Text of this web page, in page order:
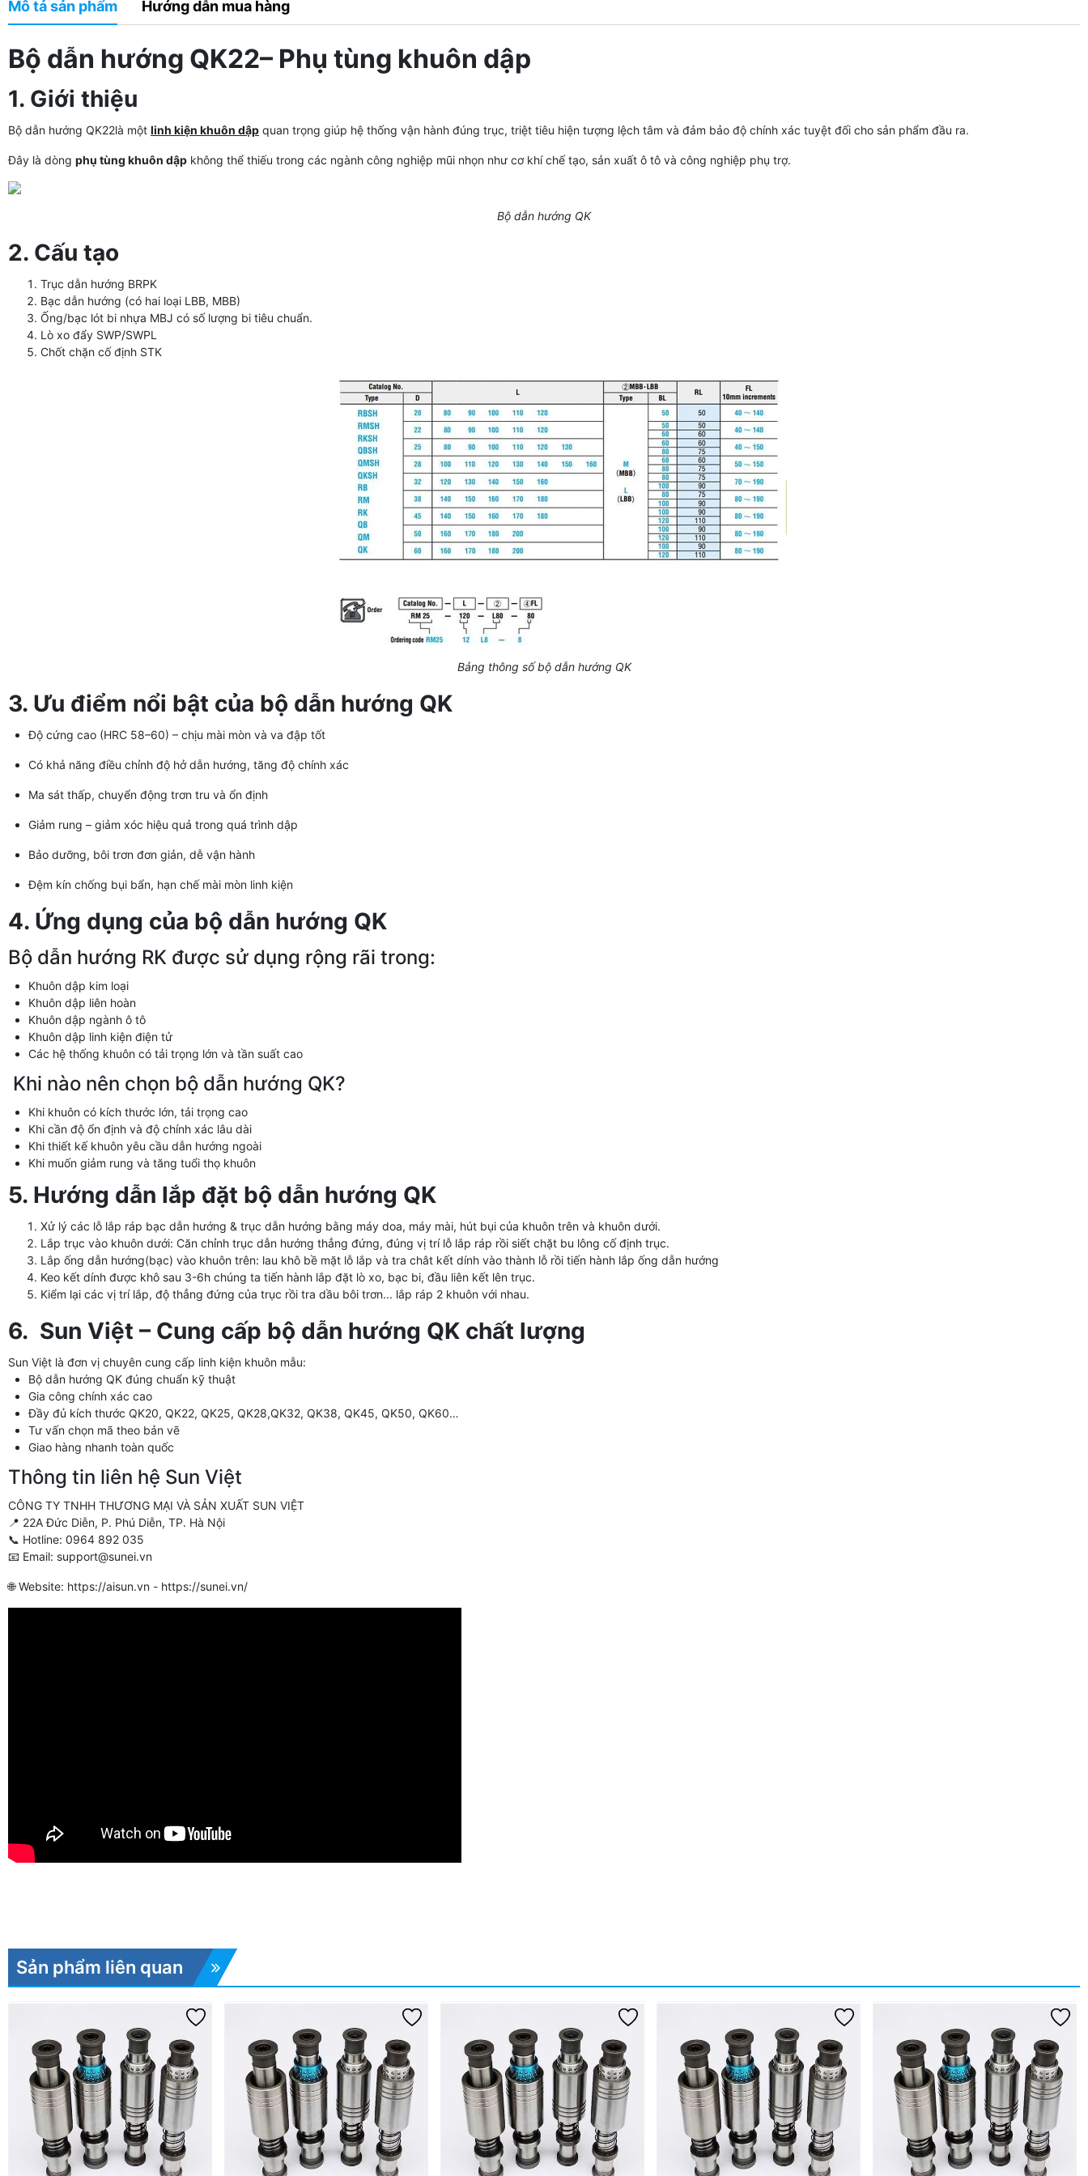
Mô tả sản phẩm Hướng dẫn mua hàng
Bộ dẫn hướng QK22– Phụ tùng khuôn dập
1. Giới thiệu
Bộ dẫn hướng QK22là một linh kiện khuôn dập quan trọng giúp hệ thống vận hành đúng trục, triệt tiêu hiện tượng lệch tâm và đảm bảo độ chính xác tuyệt đối cho sản phẩm đầu ra.
Đây là dòng phụ tùng khuôn dập không thể thiếu trong các ngành công nghiệp mũi nhọn như cơ khí chế tạo, sản xuất ô tô và công nghiệp phụ trợ.
Bộ dẫn hướng QK
2. Cấu tạo
Trục dẫn hướng BRPK
Bạc dẫn hướng (có hai loại LBB, MBB)
Ống/bạc lót bi nhựa MBJ có số lượng bi tiêu chuẩn.
Lò xo đẩy SWP/SWPL
Chốt chặn cố định STK
Bảng thông số bộ dẫn hướng QK
3. Ưu điểm nổi bật của bộ dẫn hướng QK
Độ cứng cao (HRC 58–60) – chịu mài mòn và va đập tốt
Có khả năng điều chỉnh độ hở dẫn hướng, tăng độ chính xác
Ma sát thấp, chuyển động trơn tru và ổn định
Giảm rung – giảm xóc hiệu quả trong quá trình dập
Bảo dưỡng, bôi trơn đơn giản, dễ vận hành
Đệm kín chống bụi bẩn, hạn chế mài mòn linh kiện
4. Ứng dụng của bộ dẫn hướng QK
Bộ dẫn hướng RK được sử dụng rộng rãi trong:
Khuôn dập kim loại
Khuôn dập liên hoàn
Khuôn dập ngành ô tô
Khuôn dập linh kiện điện tử
Các hệ thống khuôn có tải trọng lớn và tần suất cao
Khi nào nên chọn bộ dẫn hướng QK?
Khi khuôn có kích thước lớn, tải trọng cao
Khi cần độ ổn định và độ chính xác lâu dài
Khi thiết kế khuôn yêu cầu dẫn hướng ngoài
Khi muốn giảm rung và tăng tuổi thọ khuôn
5. Hướng dẫn lắp đặt bộ dẫn hướng QK
Xử lý các lỗ lắp ráp bạc dẫn hướng & trục dẫn hướng bằng máy doa, máy mài, hút bụi của khuôn trên và khuôn dưới.
Lắp trục vào khuôn dưới: Căn chỉnh trục dẫn hướng thẳng đứng, đúng vị trí lỗ lắp ráp rồi siết chặt bu lông cố định trục.
Lắp ống dẫn hướng(bạc) vào khuôn trên: lau khô bề mặt lỗ lắp và tra chât kết dính vào thành lỗ rồi tiến hành lắp ống dẫn hướng
Keo kết dính được khô sau 3-6h chúng ta tiến hành lắp đặt lò xo, bạc bi, đầu liên kết lên trục.
Kiểm lại các vị trí lắp, độ thẳng đứng của trục rồi tra dầu bôi trơn... lắp ráp 2 khuôn với nhau.
6. Sun Việt – Cung cấp bộ dẫn hướng QK chất lượng
Sun Việt là đơn vị chuyên cung cấp linh kiện khuôn mẫu:
Bộ dẫn hướng QK đúng chuẩn kỹ thuật
Gia công chính xác cao
Đầy đủ kích thước QK20, QK22, QK25, QK28,QK32, QK38, QK45, QK50, QK60…
Tư vấn chọn mã theo bản vẽ
Giao hàng nhanh toàn quốc
Thông tin liên hệ Sun Việt
CÔNG TY TNHH THƯƠNG MẠI VÀ SẢN XUẤT SUN VIỆT
📍 22A Đức Diễn, P. Phú Diễn, TP. Hà Nội
📞 Hotline: 0964 892 035
📧 Email: support@sunei.vn
🌐 Website: https://aisun.vn - https://sunei.vn/
Sản phẩm liên quan